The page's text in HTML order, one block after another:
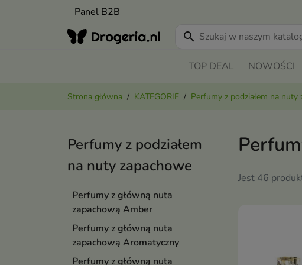
Panel B2B
search
TOP DEAL NOWOŚCI
Strona główna KATEGORIE Perfumy z podziałem na nuty
Perfumy z podziałem
na nuty zapachowe
Perfumy z główną nuta
zapachową Amber
Perfumy z główną nuta
zapachową Aromatyczny
Perfumy z główną nuta
Jest 46